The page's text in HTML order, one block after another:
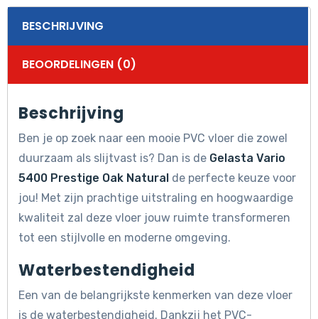
BESCHRIJVING
BEOORDELINGEN (0)
Beschrijving
Ben je op zoek naar een mooie PVC vloer die zowel
duurzaam als slijtvast is? Dan is de Gelasta Vario
5400 Prestige Oak Natural de perfecte keuze voor
jou! Met zijn prachtige uitstraling en hoogwaardige
kwaliteit zal deze vloer jouw ruimte transformeren
tot een stijlvolle en moderne omgeving.
Waterbestendigheid
Een van de belangrijkste kenmerken van deze vloer
is de waterbestendigheid. Dankzij het PVC-